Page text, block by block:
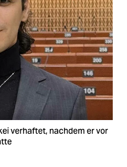
verhaftet, nachdem er vor